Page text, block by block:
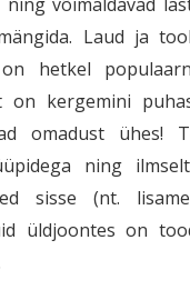
Laud ja
hetkel
on kergemini
omadust ühes!
ning
sisse (nt.
üldjoontes on